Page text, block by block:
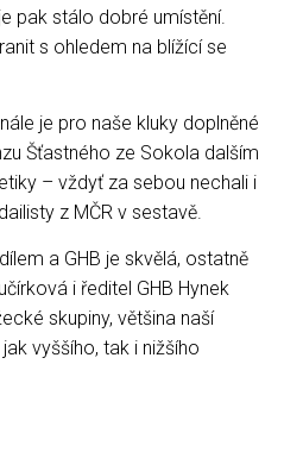
pak stálo dobré umístění.
s ohledem na blížící se
je pro naše kluky doplněné
Šťastného ze Sokola dalším
– vždyť za sebou nechali i
z MČR v sestavě.
a GHB je skvělá, ostatně
i ředitel GHB Hynek
skupiny, většina naší
vyššího, tak i nižšího